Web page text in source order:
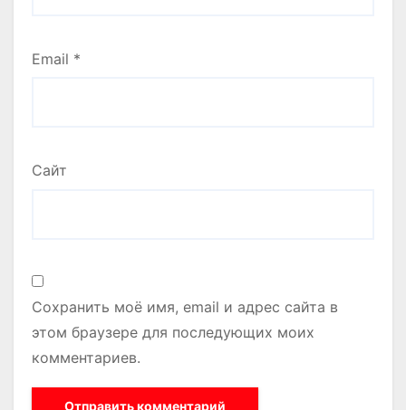
Email *
Сайт
Сохранить моё имя, email и адрес сайта в
этом браузере для последующих моих
комментариев.